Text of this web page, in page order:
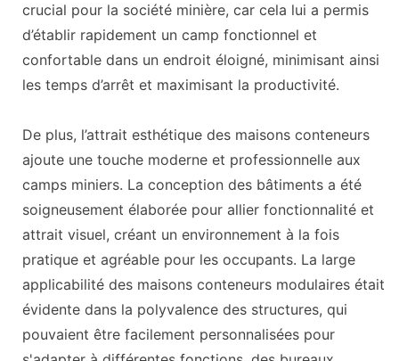
crucial pour la société minière, car cela lui a permis
d’établir rapidement un camp fonctionnel et
confortable dans un endroit éloigné, minimisant ainsi
les temps d’arrêt et maximisant la productivité.
De plus, l’attrait esthétique des maisons conteneurs
ajoute une touche moderne et professionnelle aux
camps miniers. La conception des bâtiments a été
soigneusement élaborée pour allier fonctionnalité et
attrait visuel, créant un environnement à la fois
pratique et agréable pour les occupants. La large
applicabilité des maisons conteneurs modulaires était
évidente dans la polyvalence des structures, qui
pouvaient être facilement personnalisées pour